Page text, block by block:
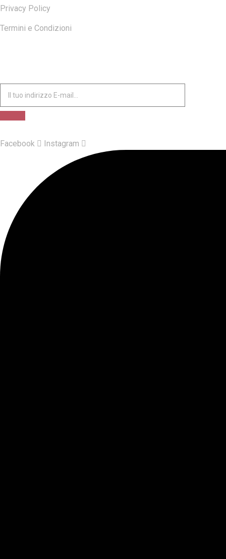
Privacy Policy
Termini e Condizioni
Facebook Instagram